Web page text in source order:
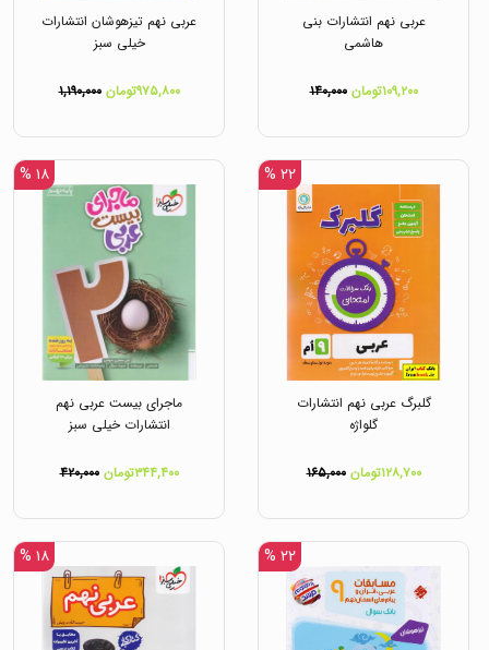
عربی نهم انتشارات بنی
هاشمی
۱۰۹,۲۰۰تومان ۱۴۰,۰۰۰
عربی نهم تیزهوشان انتشارات
خیلی سبز
۹۷۵,۸۰۰تومان ۱,۱۹۰,۰۰۰
۲۲ %
گلبرگ عربی نهم انتشارات
گلواژه
۱۲۸,۷۰۰تومان ۱۶۵,۰۰۰
۱۸ %
ماجرای بیست عربی نهم
انتشارات خیلی سبز
۳۴۴,۴۰۰تومان ۴۲۰,۰۰۰
۲۲ % ۱۸ %